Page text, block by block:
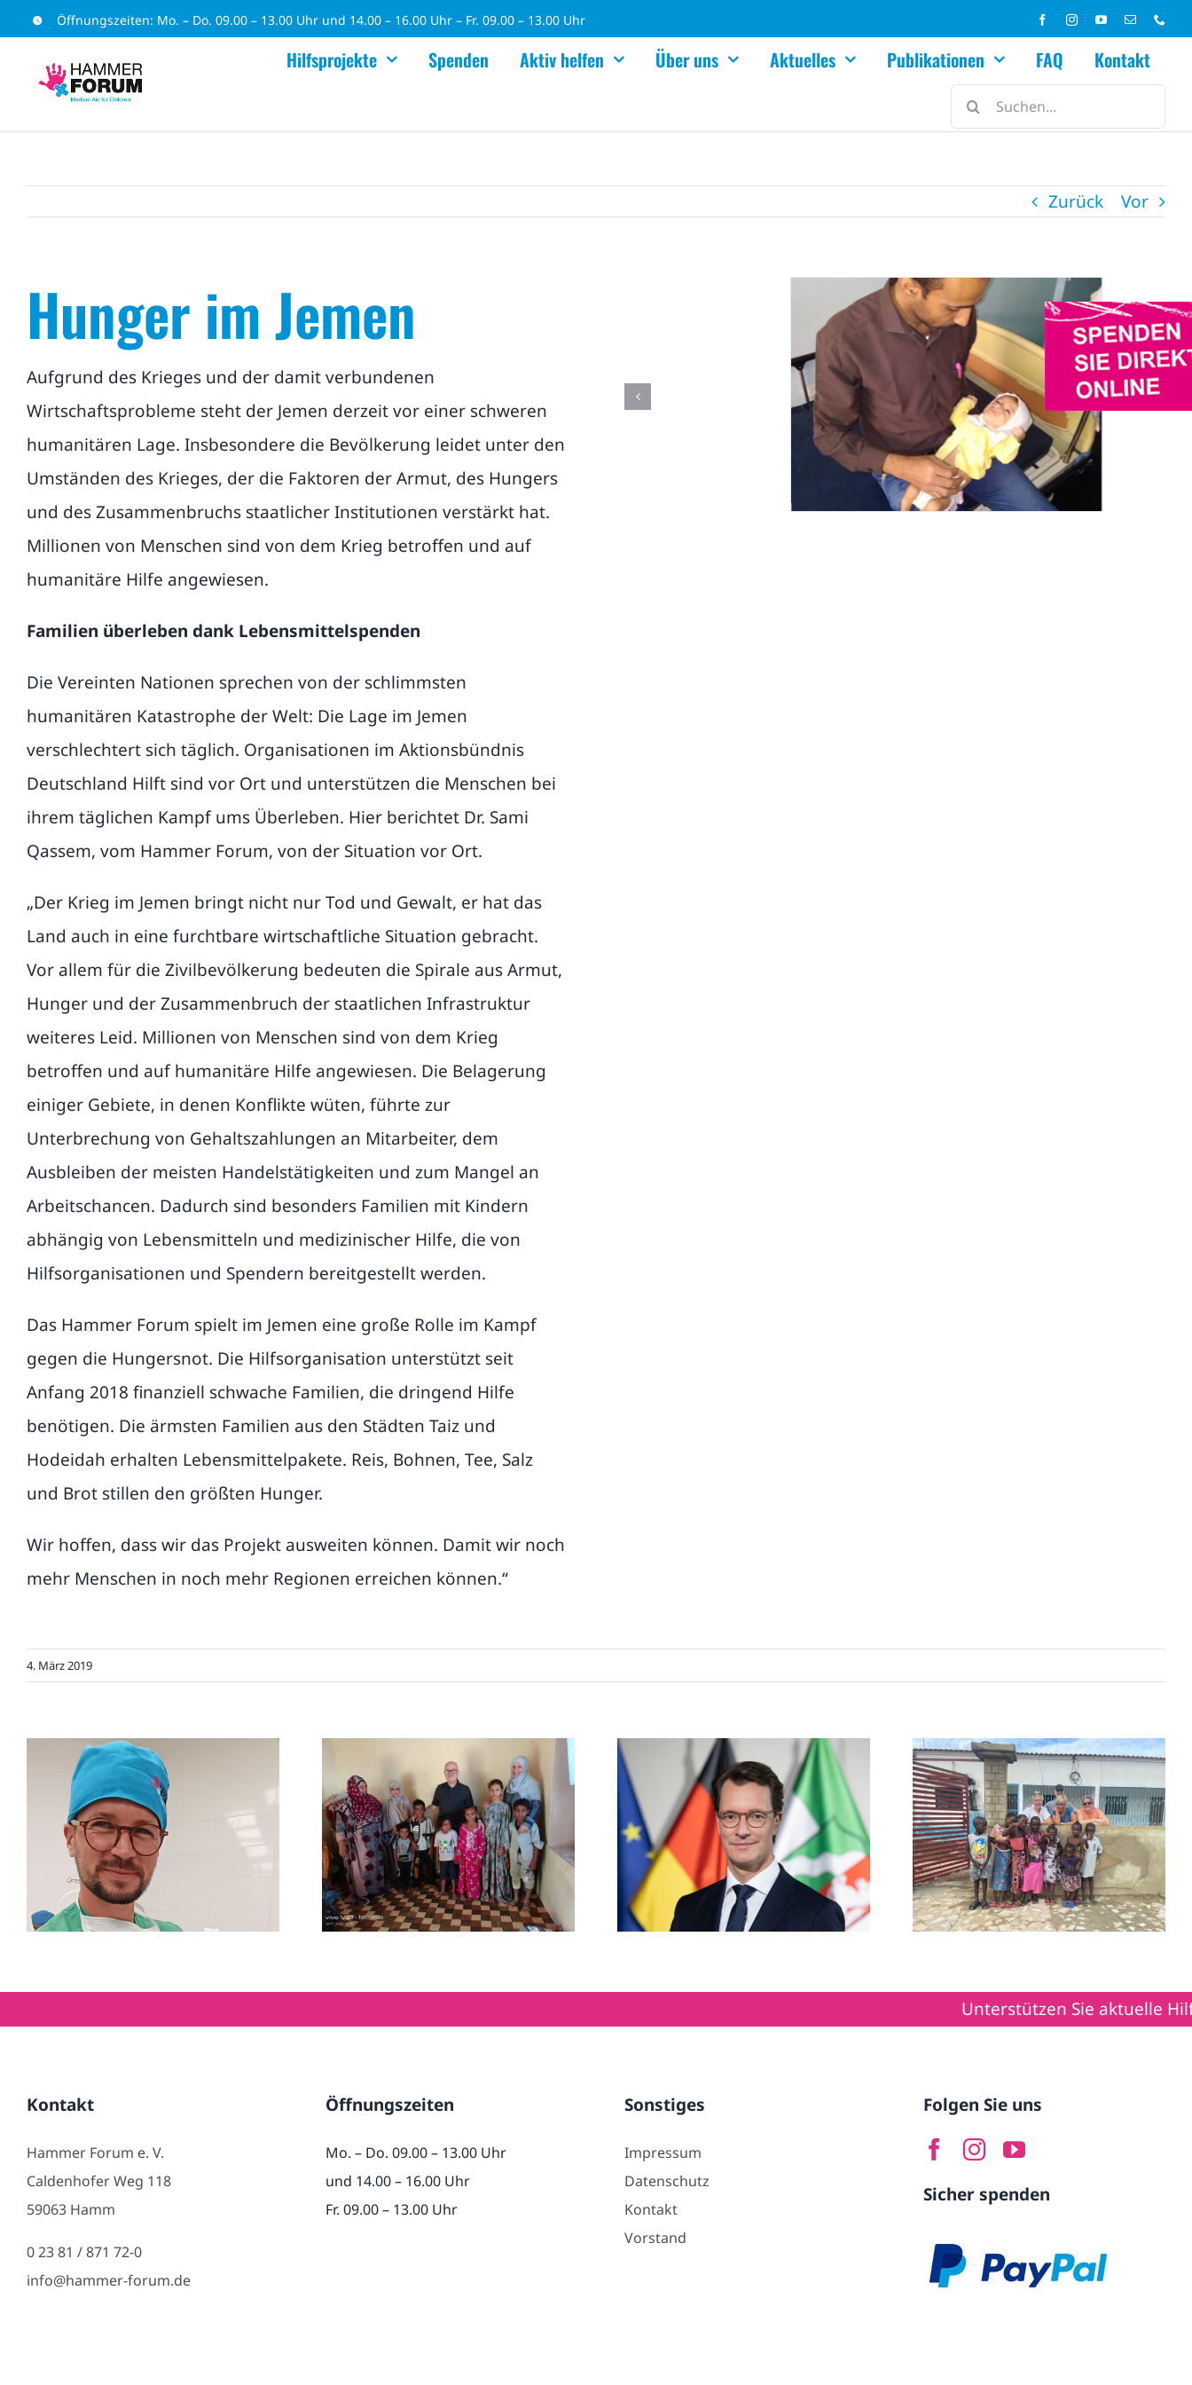
Zum
springen
Öffnungszeiten: Mo. – Do. 09.00 – 13.00 Uhr und 14.00 – 16.00 Uhr – Fr. 09.00 – 13.00 Uhr
Hilfsprojekte Spenden Aktiv helfen Über uns Aktuelles Publikationen FAQ
Kontakt
Suche
nach:
Zurück Vor
Hunger im Jemen
Aufgrund des Krieges und der damit verbundenen
Wirtschaftsprobleme steht der Jemen derzeit vor einer schweren
humanitären Lage. Insbesondere die Bevölkerung leidet unter den
Umständen des Krieges, der die Faktoren der Armut, des Hungers
und des Zusammenbruchs staatlicher Institutionen verstärkt hat.
Millionen von Menschen sind von dem Krieg betroffen und auf
humanitäre Hilfe angewiesen.
Familien überleben dank Lebensmittelspenden
Die Vereinten Nationen sprechen von der schlimmsten
humanitären Katastrophe der Welt: Die Lage im Jemen
verschlechtert sich täglich. Organisationen im Aktionsbündnis
Deutschland Hilft sind vor Ort und unterstützen die Menschen bei
ihrem täglichen Kampf ums Überleben. Hier berichtet Dr. Sami
Qassem, vom Hammer Forum, von der Situation vor Ort.
„Der Krieg im Jemen bringt nicht nur Tod und Gewalt, er hat das
Land auch in eine furchtbare wirtschaftliche Situation gebracht.
Vor allem für die Zivilbevölkerung bedeuten die Spirale aus Armut,
Hunger und der Zusammenbruch der staatlichen Infrastruktur
weiteres Leid. Millionen von Menschen sind von dem Krieg
betroffen und auf humanitäre Hilfe angewiesen. Die Belagerung
einiger Gebiete, in denen Konflikte wüten, führte zur
Unterbrechung von Gehaltszahlungen an Mitarbeiter, dem
Ausbleiben der meisten Handelstätigkeiten und zum Mangel an
Arbeitschancen. Dadurch sind besonders Familien mit Kindern
abhängig von Lebensmitteln und medizinischer Hilfe, die von
Hilfsorganisationen und Spendern bereitgestellt werden.
Das Hammer Forum spielt im Jemen eine große Rolle im Kampf
gegen die Hungersnot. Die Hilfsorganisation unterstützt seit
Anfang 2018 finanziell schwache Familien, die dringend Hilfe
benötigen. Die ärmsten Familien aus den Städten Taiz und
Hodeidah erhalten Lebensmittelpakete. Reis, Bohnen, Tee, Salz
und Brot stillen den größten Hunger.
Wir hoffen, dass wir das Projekt ausweiten können. Damit wir noch
mehr Menschen in noch mehr Regionen erreichen können.“
4. März 2019
Trauer um Dr.
Lehmann
Humanitärer Einsatz
vom 5.9. bis
14.9.2025 in Syrien
Grußwort des
Ministerpräsidenten
Hitze,
Starkregen….und
kein Strom
Unterstützen Sie aktuelle
Kontakt
Hammer Forum e. V.
Caldenhofer Weg 118
59063 Hamm
0 23 81 / 871 72-0
info@hammer-forum.de
Öffnungszeiten
Mo. – Do. 09.00 – 13.00 Uhr
und 14.00 – 16.00 Uhr
Fr. 09.00 – 13.00 Uhr
Sonstiges
Impressum
Datenschutz
Kontakt
Vorstand
Folgen Sie uns
Sicher spenden